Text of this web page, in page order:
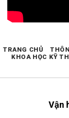
Vận
TRANG CHỦ
KHOA HỌC KỸ